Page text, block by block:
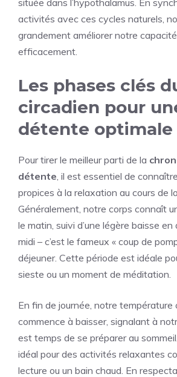
située dans l’hypothalamus. En
activités avec ces cycles naturels,
grandement améliorer notre
efficacement.
Les phases clés
circadien pour
détente optimale
Pour tirer le meilleur parti de la
détente, il est essentiel de
propices à la relaxation au cours de
Généralement, notre corps connaît
le matin, suivi d’une légère baisse en
midi – c’est le fameux « coup de
déjeuner. Cette période est idéale
sieste ou un moment de méditation.
En fin de journée, notre température
commence à baisser, signalant à
est temps de se préparer au
idéal pour des activités relaxantes
lecture ou un bain chaud. En